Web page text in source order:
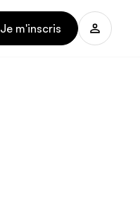
Je m'inscris